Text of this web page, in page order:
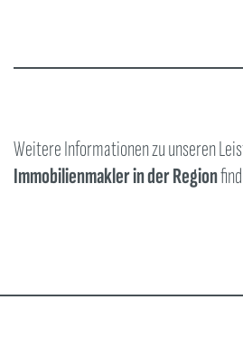
Weitere Informationen zu unseren
Immobilienmakler in der Region